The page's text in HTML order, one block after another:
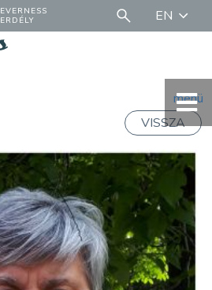
EVERNESS
ERDÉLY
EN
menü
VISSZA